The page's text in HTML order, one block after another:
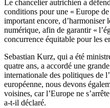
Le chancelier autrichien a
conditions pour une « Europe
important encore, d’harmoniser
numérique, afin de garantir «
concurrence équitable pour les
Sebastian Kurz, qui a été
quatre ans, a accordé une
internationale des politiques de
européenne, nous devons
voisines, car l’Europe ne
a-t-il déclaré.